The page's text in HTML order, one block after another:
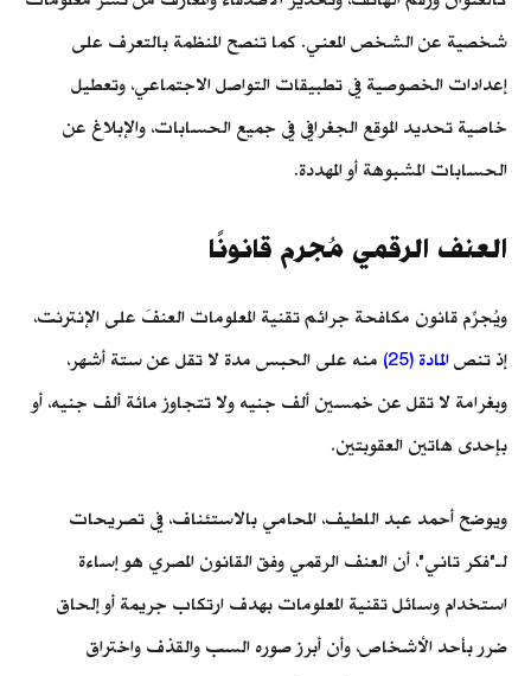
شخصية عن الشخص المعني. كما تنصح المنظمة بالتعرف على
إعدادات الخصوصية في تطبيقات التواصل الاجتماعي، وتعطيل
خاصية تحديد الموقع الجغرافي في جميع الحسابات، والإبلاغ عن
الحسابات المشبوهة أو المهددة.
العنف الرقمي مُجرم قانونًا
ويُجرِّم قانون مكافحة جرائم تقنية المعلومات العنفَ على الإنترنت،
إذ تنص المادة (25)
منه على الحبس مدة لا تقل عن ستة أشهر،
وبغرامة لا تقل عن خمسين ألف جنيه ولا تتجاوز مائة ألف جنيه، أو
بإحدى هاتين العقوبتين.
ويوضح أحمد عبد اللطيف، المحامي بالاستئناف، في تصريحات
لـ"فكر تاني"، أن العنف الرقمي وفق القانون المصري هو إساءة
استخدام وسائل تقنية المعلومات بهدف ارتكاب جريمة أو إلحاق
ضرر بأحد الأشخاص، وأن أبرز صوره السب والقذف واختراق